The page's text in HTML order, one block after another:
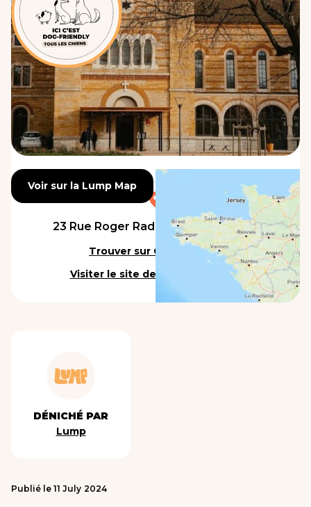
Voir sur la Lump Map
Voir sur la Lump Map
23 Rue Roger Radisson, 69005 Lyon
Trouver sur Google Maps
Visiter le site de l'établissement
DÉNICHÉ PAR
Lump
Publié le 11 July 2024